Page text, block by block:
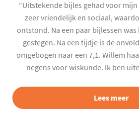
“Uitstekende bijles gehad voor mijn
zeer vriendelijk en sociaal,
ontstond. Na een paar bijlessen
gestegen. Na een tijdje is de
omgebogen naar een 7,1. Willem
negens voor wiskunde. Ik ben
Lees meer